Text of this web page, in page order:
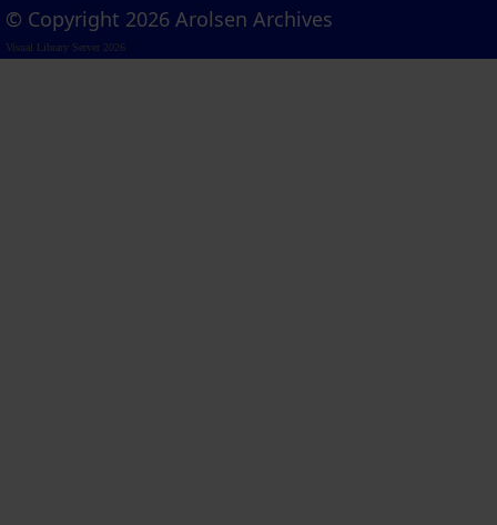
© Copyright 2026 Arolsen Archives
Visual Library Server 2026